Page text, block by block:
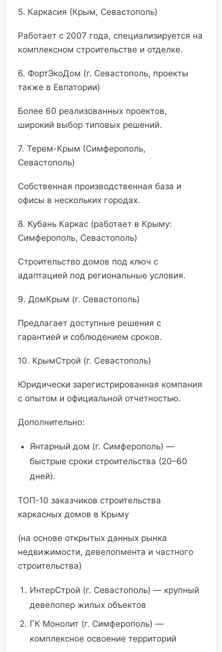
5. Каркасия (Крым, Севастополь)
Работает с 2007 года, специализируется на
комплексном строительстве и отделке.
6. ФортЭкоДом (г. Севастополь, проекты
также в Евпатории)
Более 60 реализованных проектов,
широкий выбор типовых решений.
7. Терем-Крым (Симферополь,
Севастополь)
Собственная производственная база и
офисы в нескольких городах.
8. Кубань Каркас (работает в Крыму:
Симферополь, Севастополь)
Строительство домов под ключ с
адаптацией под региональные условия.
9. ДомКрым (г. Севастополь)
Предлагает доступные решения с
гарантией и соблюдением сроков.
10. КрымСтрой (г. Севастополь)
Юридически зарегистрированная компания
с опытом и официальной отчетностью.
Дополнительно:
Янтарный дом (г. Симферополь) —
быстрые сроки строительства (20–60
дней).
ТОП-10 заказчиков строительства
каркасных домов в Крыму
(на основе открытых данных рынка
недвижимости, девелопмента и частного
строительства)
ИнтерСтрой (г. Севастополь) — крупный
девелопер жилых объектов
ГК Монолит (г. Симферополь) —
комплексное освоение территорий